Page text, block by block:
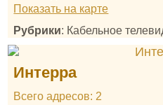
Показать на карте
Рубрики: Кабельное
Интерра
Всего адресов: 2